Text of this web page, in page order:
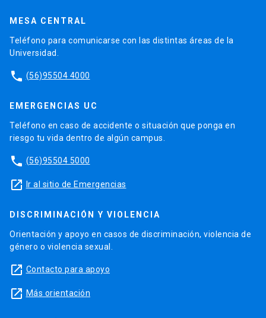
MESA CENTRAL
Teléfono para comunicarse con las distintas áreas de la
Universidad.
phone (56)95504 4000
EMERGENCIAS UC
Teléfono en caso de accidente o situación que ponga en
riesgo tu vida dentro de algún campus.
phone (56)95504 5000
launch Ir al sitio de Emergencias
DISCRIMINACIÓN Y VIOLENCIA
Orientación y apoyo en casos de discriminación, violencia de
género o violencia sexual.
launch Contacto para apoyo
launch Más orientación